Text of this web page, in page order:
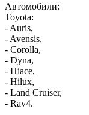
Автомобили:
Toyota:
- Auris,
- Avensis,
- Corolla,
- Dyna,
- Hiace,
- Hilux,
- Land Cruiser,
- Rav4.